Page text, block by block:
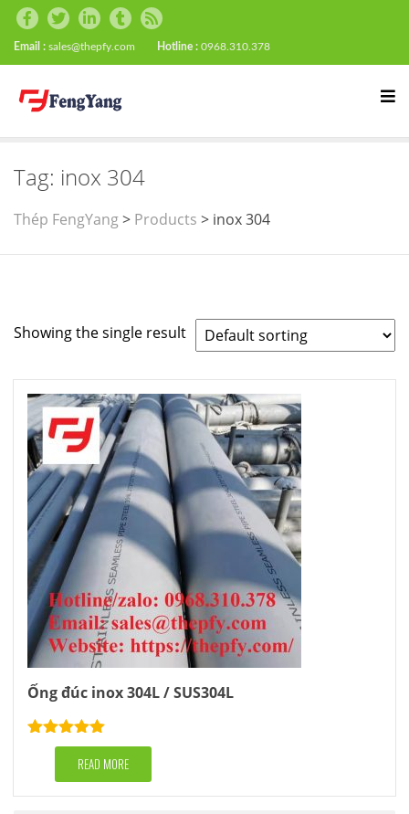
Email : sales@thepfy.com Hotline : 0968.310.378
Tag: inox 304
Thép FengYang> Products > inox 304
Showing the single result
Ống đúc inox 304L / SUS304L
Rated5.00
out of 5READ MORE